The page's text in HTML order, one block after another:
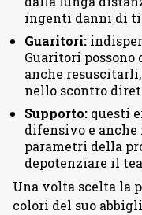
ingenti danni di
Guaritori:
Guaritori
anche
nello scontro
Supporto: questi
difensivo e
parametri della
depotenziare il
Una volta scelta la
colori del suo